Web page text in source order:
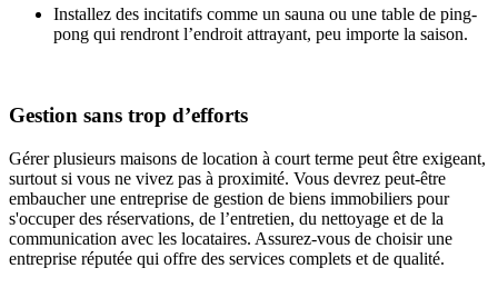
Installez des incitatifs comme un sauna ou une table de ping-
pong qui rendront l’endroit attrayant, peu importe la saison.
Gestion sans trop d’efforts
Gérer plusieurs maisons de location à court terme peut être exigeant,
surtout si vous ne vivez pas à proximité. Vous devrez peut-être
embaucher une entreprise de gestion de biens immobiliers pour
s'occuper des réservations, de l’entretien, du nettoyage et de la
communication avec les locataires. Assurez-vous de choisir une
entreprise réputée qui offre des services complets et de qualité.